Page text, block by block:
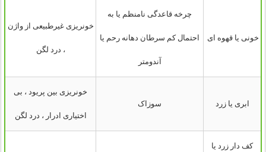
خونی یا قهوه ای
چرخه قاعدگی نامنظم یا به
احتمال کم سرطان دهانه رحم یا
آندومتر
خونریزی غیرطبیعی از واژن
، درد لگن
ابری یا زرد سوزاک
خونریزی بین پریود ، بی
اختیاری ادرار ، درد لگن
کف دار زرد یا